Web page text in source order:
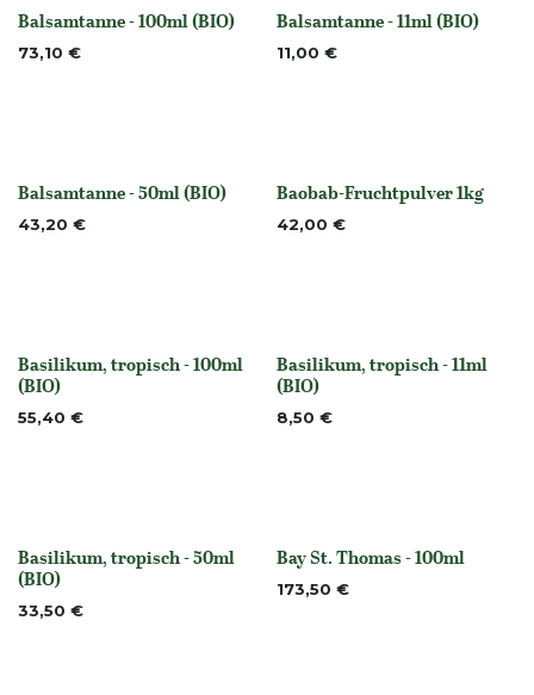
None
Balsamtanne - 100ml (BIO)
73,10 € None
Balsamtanne - 11ml (BIO)
11,00 €
None
Balsamtanne - 50ml (BIO)
43,20 € None
Baobab-Fruchtpulver 1kg
42,00 €
None
Basilikum, tropisch - 100ml
(BIO)
55,40 €
None
Basilikum, tropisch - 11ml
(BIO)
8,50 €
None
Basilikum, tropisch - 50ml
(BIO)
33,50 €
None
Bay St. Thomas - 100ml
173,50 €